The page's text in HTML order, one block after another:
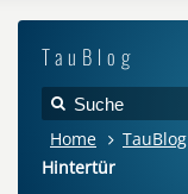
TauBlog
Home TauBlog
Hintertür